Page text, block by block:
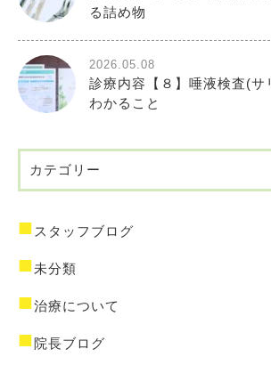
る詰め物
2026.05.08
診療内容【８】唾液検査(サ
わかること
カテゴリー
スタッフブログ
未分類
治療について
院長ブログ